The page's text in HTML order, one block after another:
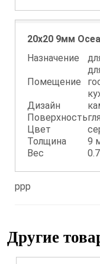
20x20 9мм
Назначение
Помещение
Дизайн
Поверхность
Цвет
Толщина
9
Вес
ppp
Другие